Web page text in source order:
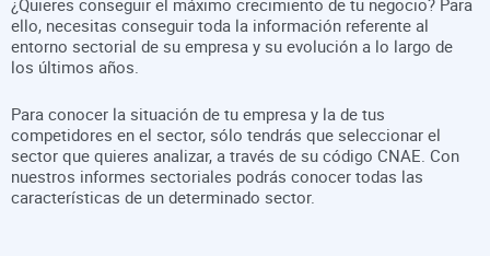
ello, necesitas conseguir toda la información referente al
entorno sectorial de su empresa y su evolución a lo largo de
los últimos años.
Para conocer la situación de tu empresa y la de tus
competidores en el sector, sólo tendrás que seleccionar el
sector que quieres analizar, a través de su código CNAE. Con
nuestros informes sectoriales podrás conocer todas las
características de un determinado sector.